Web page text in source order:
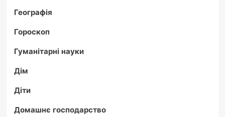
Географія
Гороскоп
Гуманітарні науки
Дім
Діти
Домашнє господарство